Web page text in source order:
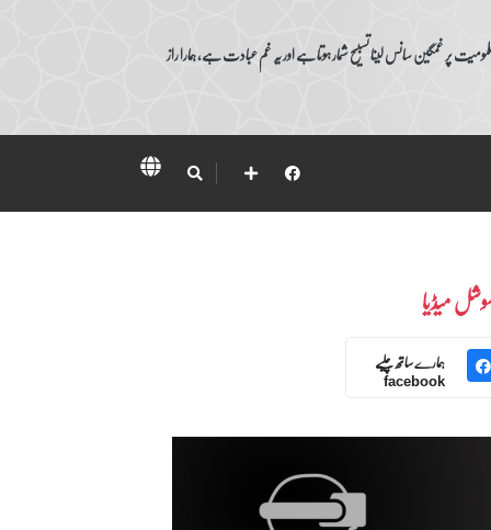
پر غمگین سانس لینا تسبیح شمار ہوتا ہے اور یہ غم عبادت ہے، ہمارا راز
میڈیا
ہمارے ساتھ چلیے
facebook